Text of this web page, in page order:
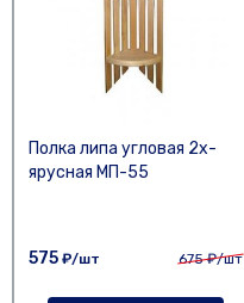
Полка липа угловая 2х-
ярусная МП-55
575 ₽/шт 675₽/шт